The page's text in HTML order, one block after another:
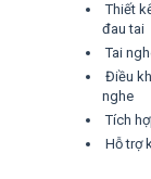
Thiết
đau tai
Tai
Điều
nghe
Tích
Hỗ trợ